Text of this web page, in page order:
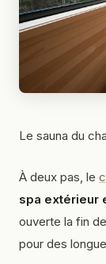
Le sauna du
À deux pas, le
spa extérieur
ouverte la fin
pour des